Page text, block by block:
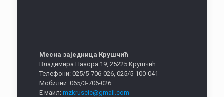
Месна заједница Крушчић
Владимира Назора 19, 25225 Крушчић
Телефони: 025/5-706-026, 025/5-100-041
Мобилни: 065/3-706-026
Е маил: mzkruscic@gmail.com